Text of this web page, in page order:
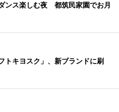
ンス楽しむ夜 都筑民家園でお月
トキヨスク」、新ブランドに刷